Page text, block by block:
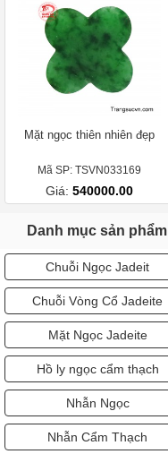
Mặt ngọc thiên nhiên đẹp
Mã SP: TSVN033169
Giá: 540000.00
Danh mục sản phẩm
Chuỗi Ngọc Jadeit
Chuỗi Vòng Cổ Jadeite
Mặt Ngọc Jadeite
Hồ ly ngọc cẩm thạch
Nhẫn Ngọc
Nhẫn Cẩm Thạch